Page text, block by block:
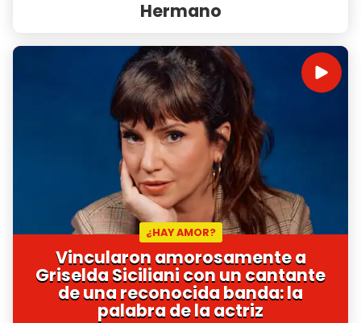
Hermano
¿HAY AMOR?
Vincularon amorosamente a
Griselda Siciliani con un cantante
de una reconocida banda: la
palabra de la actriz